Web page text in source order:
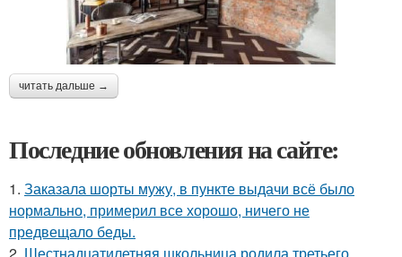
читать дальше →
Последние обновления на сайте:
1. Заказала шорты мужу, в пункте выдачи всё было
нормально, примерил все хорошо, ничего не
предвещало беды.
2. Шестнадцатилетняя школьница родила третьего